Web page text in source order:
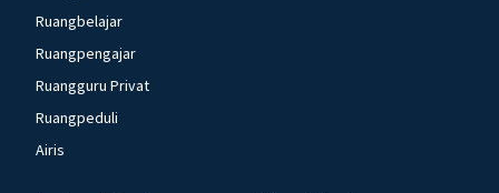
Ruangbelajar
Ruangpengajar
Ruangguru Privat
Ruangpeduli
Airis